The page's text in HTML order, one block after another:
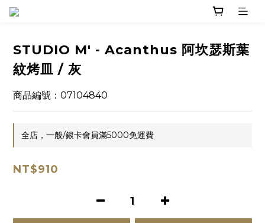
STUDIO M' - Acanthus 阿坎瑟斯葉
紋烤皿 / 灰
商品編號：07104840
全店，一般/銀卡會員滿5000免運費
NT$910